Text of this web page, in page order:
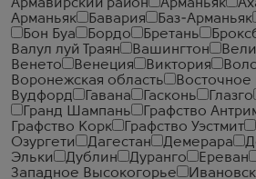
Армавирский район
Арманьяк
Арманьяк
Бавария Баз-Арманьяк
Бон Буа
Бордо Бретань
Валул луй Траян
Вашингтон
Венето
Венеция Виктория
Воронежская область
Вудфорд
Гавана Гасконь Глазго
Гранд Шампань
Графство
Графство Корк
Графство Уэстмит
Озургети
Дагестан Демерара
Эльки
Дублин Дуранго Ереван
Западное Высокогорье